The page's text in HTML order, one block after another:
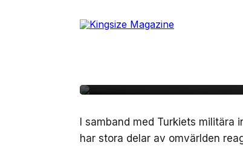
SAMHÄLLE 15 oktober, 2019
STOR backar
I samband med Turkiets
har stora delar av omvärlden